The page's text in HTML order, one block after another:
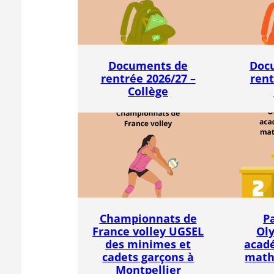
Documents de
rentrée 2026/27 –
Collège
Championnats de
France volley UGSEL
des minimes et
cadets garçons à
Montpellier